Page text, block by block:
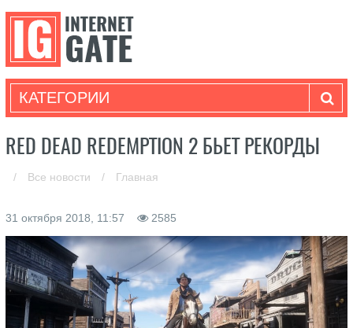
КАТЕГОРИИ
RED DEAD REDEMPTION 2 БЬЕТ РЕКОРДЫ
/ Все новости / Главная
31 октября 2018, 11:57 2585